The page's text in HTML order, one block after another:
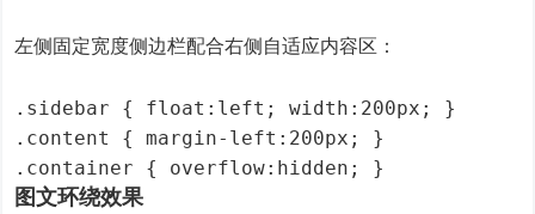
左侧固定宽度侧边栏配合右侧自适应内容区：
.sidebar { float:left; width:200px; }
.content { margin-left:200px; }
.container { overflow:hidden; }
图文环绕效果